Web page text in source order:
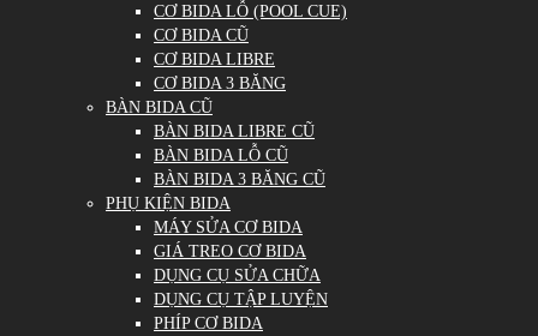
CƠ BIDA LỖ (POOL CUE)
CƠ BIDA CŨ
CƠ BIDA LIBRE
CƠ BIDA 3 BĂNG
BÀN BIDA CŨ
BÀN BIDA LIBRE CŨ
BÀN BIDA LỖ CŨ
BÀN BIDA 3 BĂNG CŨ
PHỤ KIỆN BIDA
MÁY SỬA CƠ BIDA
GIÁ TREO CƠ BIDA
DỤNG CỤ SỬA CHỮA
DỤNG CỤ TẬP LUYỆN
PHÍP CƠ BIDA